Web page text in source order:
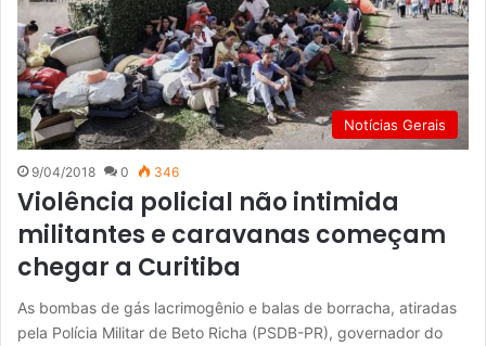
Notícias Gerais
9/04/2018 0 346
Violência policial não intimida
militantes e caravanas começam
chegar a Curitiba
As bombas de gás lacrimogênio e balas de borracha, atiradas
pela Polícia Militar de Beto Richa (PSDB-PR), governador do